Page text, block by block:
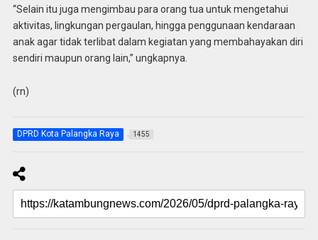
“Selain itu juga mengimbau para orang tua untuk mengetahui
aktivitas, lingkungan pergaulan, hingga penggunaan kendaraan
anak agar tidak terlibat dalam kegiatan yang membahayakan diri
sendiri maupun orang lain,” ungkapnya.
(rn)
DPRD Kota Palangka Raya 1455